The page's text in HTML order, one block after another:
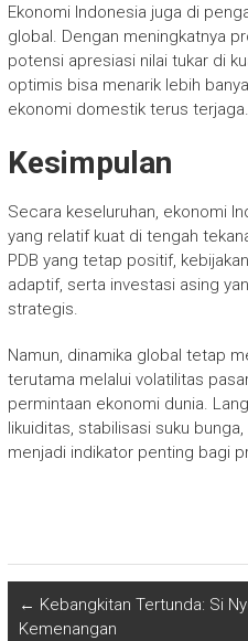
Ekonomi Indonesia juga di
global. Dengan meningkatnya
potensi apresiasi nilai tukar di
optimis bisa menarik lebih
ekonomi domestik terus terjaga.
Kesimpulan
Secara keseluruhan, ekonomi
yang relatif kuat di tengah
PDB yang tetap positif,
adaptif, serta investasi asing
strategis.
Namun, dinamika global tetap
terutama melalui volatilitas
permintaan ekonomi dunia.
likuiditas, stabilisasi suku
menjadi indikator penting bagi
← Kebangkitan Tertunda: Si
Kemenangan